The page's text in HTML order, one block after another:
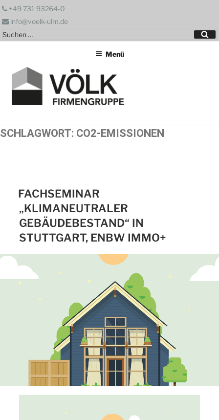
Zum
springen
+49 731 93264-0
info@voelk-ulm.de
Suchen
nach:
Menü
SCHLAGWORT: CO2-EMISSIONEN
FACHSEMINAR
„KLIMANEUTRALER
GEBÄUDEBESTAND“ IN
STUTTGART, ENBW IMMO+